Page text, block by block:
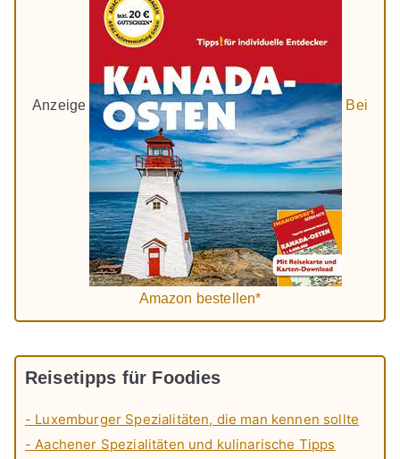
Anzeige Bei
Amazon bestellen*
Reisetipps für Foodies
- Luxemburger Spezialitäten, die man kennen sollte
- Aachener Spezialitäten und kulinarische Tipps